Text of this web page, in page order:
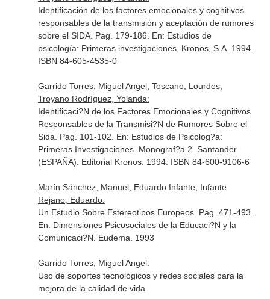
Identificación de los factores emocionales y cognitivos
responsables de la transmisión y aceptación de rumores
sobre el SIDA. Pag. 179-186. En: Estudios de
psicología: Primeras investigaciones. Kronos, S.A. 1994.
ISBN 84-605-4535-0
Garrido Torres, Miguel Angel, Toscano, Lourdes,
Troyano Rodríguez, Yolanda:
Identificaci?N de los Factores Emocionales y Cognitivos
Responsables de la Transmisi?N de Rumores Sobre el
Sida. Pag. 101-102. En: Estudios de Psicolog?a:
Primeras Investigaciones. Monograf?a 2 . Santander
(ESPAÑA). Editorial Kronos. 1994. ISBN 84-600-9106-6
Marín Sánchez, Manuel, Eduardo Infante, Infante
Rejano, Eduardo:
Un Estudio Sobre Estereotipos Europeos. Pag. 471-493.
En: Dimensiones Psicosociales de la Educaci?N y la
Comunicaci?N . Eudema. 1993
Garrido Torres, Miguel Angel:
Uso de soportes tecnológicos y redes sociales para la
mejora de la calidad de vida